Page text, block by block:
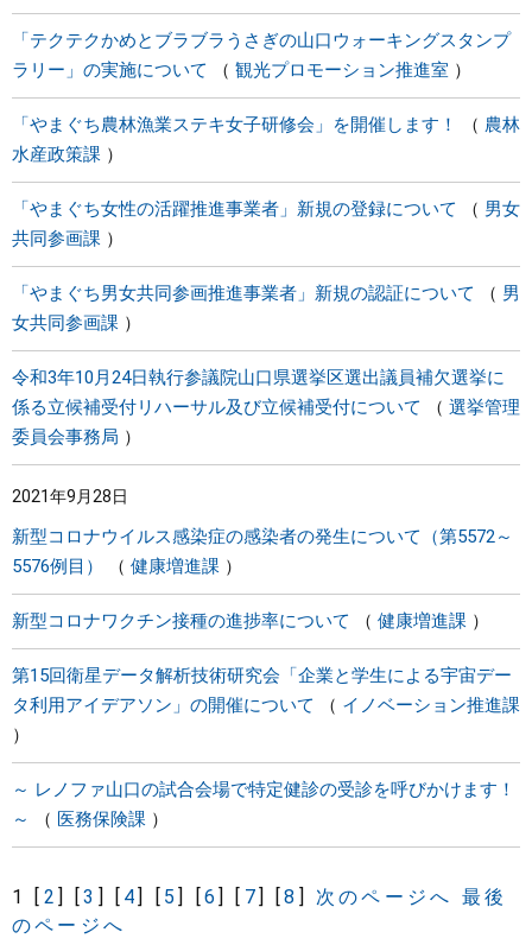
「テクテクかめとブラブラうさぎの山口ウォーキングスタンプ
ラリー」の実施について
観光プロモーション推進室
「やまぐち農林漁業ステキ女子研修会」を開催します！
農林
水産政策課
「やまぐち女性の活躍推進事業者」新規の登録について
男女
共同参画課
「やまぐち男女共同参画推進事業者」新規の認証について
男
女共同参画課
令和3年10月24日執行参議院山口県選挙区選出議員補欠選挙に
係る立候補受付リハーサル及び立候補受付について
選挙管理
委員会事務局
2021年9月28日
新型コロナウイルス感染症の感染者の発生について（第5572～
5576例目）
健康増進課
新型コロナワクチン接種の進捗率について 健康増進課
第15回衛星データ解析技術研究会「企業と学生による宇宙デー
タ利用アイデアソン」の開催について
イノベーション推進課
～ レノファ山口の試合会場で特定健診の受診を呼びかけます！
～
医務保険課
1 [ 2 ] [3 ] [ 4] [ 5] [6] [ 7] [8 ] 次のページへ 最後
のページへ